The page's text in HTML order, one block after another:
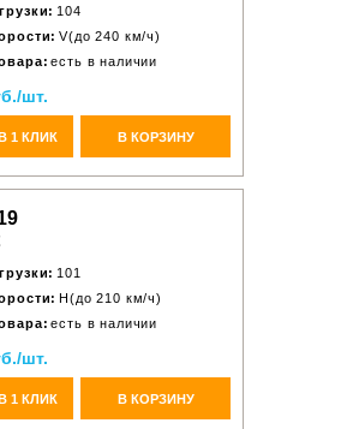
104
V(до 240 км/ч)
есть в наличии
шт.
1 КЛИК В КОРЗИНУ
101
H(до 210 км/ч)
есть в наличии
шт.
1 КЛИК В КОРЗИНУ